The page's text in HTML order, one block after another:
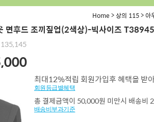
Home>상의 115>아
면후드 조끼짚업(2색상)-빅사이즈 T38945
최대12%적립 회원가입후 혜택을 받
회원등급별혜택
총 결제금액이 50,000원 미만시 배송비
배송비부과기준